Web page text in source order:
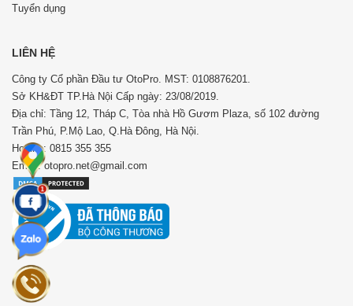
Tuyển dụng
LIÊN HỆ
Công ty Cổ phần Đầu tư OtoPro. MST: 0108876201.
Sở KH&ĐT TP.Hà Nội Cấp ngày: 23/08/2019.
Địa chỉ: Tầng 12, Tháp C, Tòa nhà Hồ Gươm Plaza, số 102 đường
Trần Phú, P.Mộ Lao, Q.Hà Đông, Hà Nội.
Hotline: 0815 355 355
Email: otopro.net@gmail.com